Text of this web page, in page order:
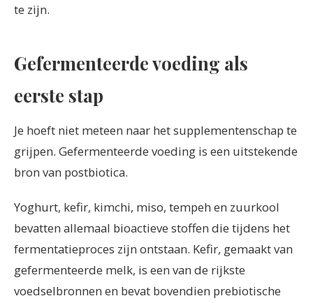
te zijn.
Gefermenteerde voeding als
eerste stap
Je hoeft niet meteen naar het supplementenschap te
grijpen. Gefermenteerde voeding is een uitstekende
bron van postbiotica.
Yoghurt, kefir, kimchi, miso, tempeh en zuurkool
bevatten allemaal bioactieve stoffen die tijdens het
fermentatieproces zijn ontstaan. Kefir, gemaakt van
gefermenteerde melk, is een van de rijkste
voedselbronnen en bevat bovendien prebiotische